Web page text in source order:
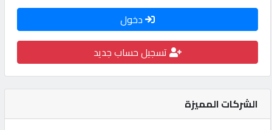
كيو
كارز
كيو
ماركت
دخول
تسجيل حساب جديد
الشركات المميزة